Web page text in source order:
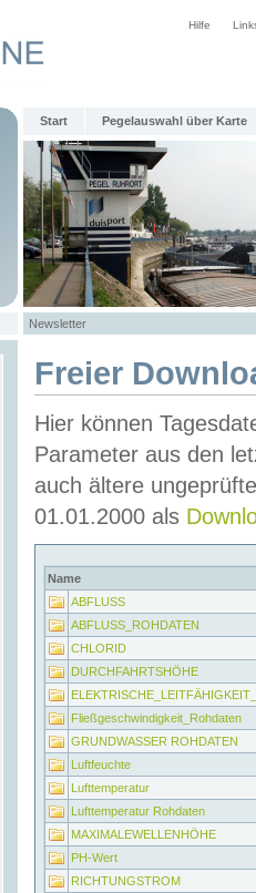
Hilfe
Start Pegelauswahl über Karte
Newsletter
Freier
Hier können
Parameter aus den
auch ältere
01.01.2000 als
Name
ABFLUSS
ABFLUSS_ROHDATEN
CHLORID
DURCHFAHRTSHÖHE
Fließgeschwindigkeit_Rohdaten
GRUNDWASSER ROHDATEN
Luftfeuchte
Lufttemperatur
Lufttemperatur Rohdaten
MAXIMALEWELLENHÖHE
PH-Wert
RICHTUNGSTROM